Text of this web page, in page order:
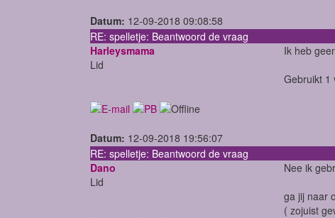
Datum: 12-09-2018 09:08:58
RE: spelletje: Beantwoord de vraag
Harleysmama
Lid
Ik heb
Gebruikt 1
Datum: 12-09-2018 19:56:07
RE: spelletje: Beantwoord de vraag
Dano
Lid
Nee ik
ga jij naar
( zojuist